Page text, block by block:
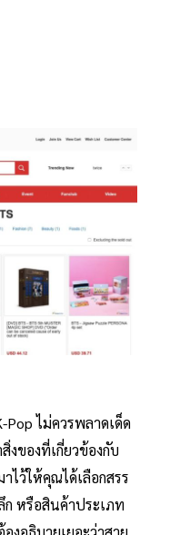
ไม่ควรพลาดเด็ด
งของที่เกี่ยวข้องกับ
ไว้ให้คุณได้เลือกสรร
ก หรือสินค้าประเภท